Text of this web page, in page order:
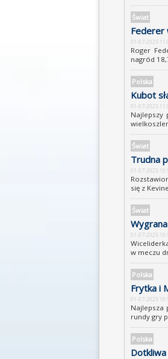
Świat
Federer
01-07-2025
Roger
nagród
Polska
Kubot
01-07-2025
Najlepszy
Świat
Trudna
01-07-2025
się z
Świat
01-07-2025
w meczu
Polska
Frytka i
01-07-2025
Najlepsza
rundy gry
Polska